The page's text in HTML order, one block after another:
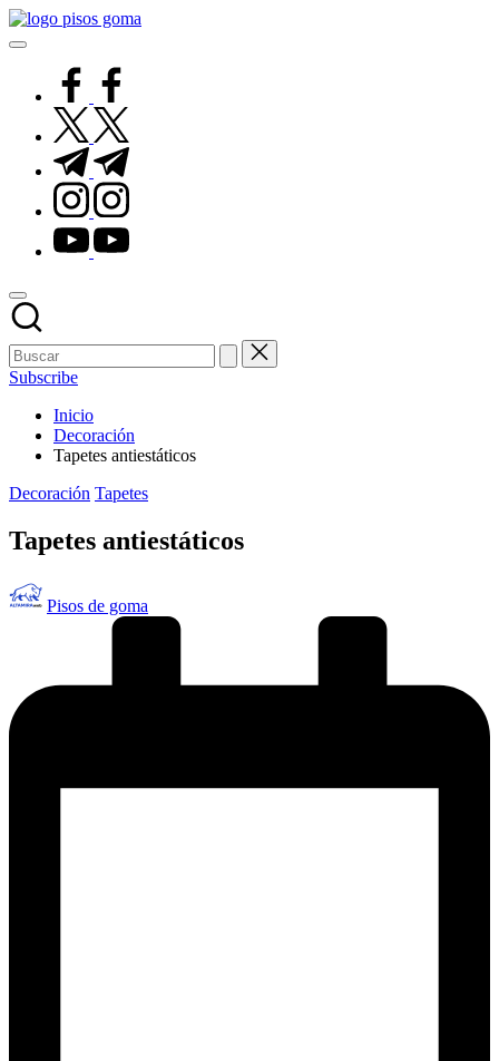
Saltar
al
facebook.com
twitter.com
t.me
instagram.com
youtube.com
Subscribe
Inicio
Decoración
Tapetes antiestáticos
Publicado
Decoración Tapetes
Tapetes antiestáticos
Publicado
por
Pisos de goma